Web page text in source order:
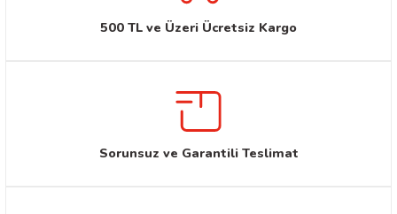
500 TL ve Üzeri Ücretsiz Kargo
Sorunsuz ve Garantili Teslimat